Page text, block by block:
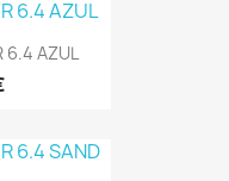
6.4 AZUL